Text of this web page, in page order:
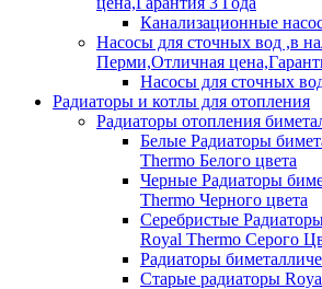
Канализационные
Насосы для сточных вод ,в
Перми,Отличная
Насосы для сточных
Радиаторы и котлы для отопления
Радиаторы отопления
Белые Радиаторы
Thermo Белого цвета
Черные Радиаторы
Thermo Черного цвета
Серебристые
Royal Thermo Серого
Радиаторы
Старые радиаторы